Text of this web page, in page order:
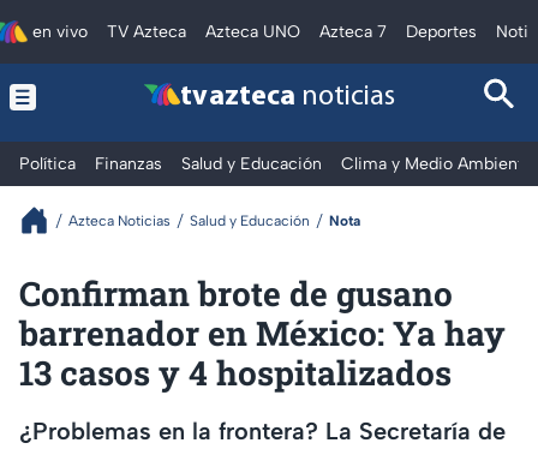
en vivo TV Azteca Azteca UNO Azteca 7 Deportes
tv azteca noticias
Política Finanzas Salud y Educación Clima y Medio Ambiente
Azteca Noticias Salud y Educación Nota
Confirman brote de gusano
barrenador en México: Ya hay
13 casos y 4 hospitalizados
¿Problemas en la frontera? La Secretaría de